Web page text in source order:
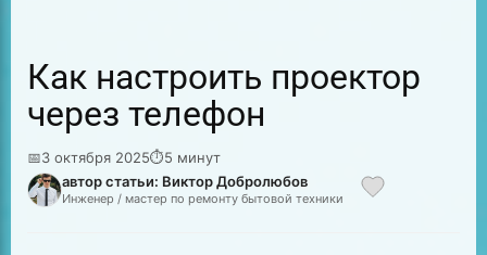
Как настроить проектор
через телефон
📅3 октября 2025⏱5 минут
автор статьи: Виктор Добролюбов
Инженер / мастер по ремонту бытовой техники